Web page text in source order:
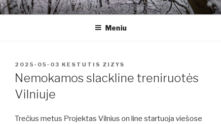
Eiti
prie ALTERNATYVIAI
Kitoks požiūris į gyvenimą
Meniu
PASKELBTA
2025-05-03 KESTUTIS ZIZYS
Nemokamos slackline treniruotės
Vilniuje
Trečius metus Projektas Vilnius on line startuoja viešose